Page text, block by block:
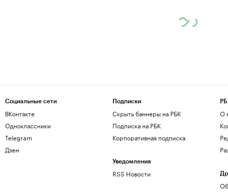
Социальные сети
ВКонтакте
Одноклассники
Telegram
Дзен
Подписки
Скрыть баннеры на РБК
Подписка на РБК
Корпоративная подписка
Уведомления
RSS Новости
О